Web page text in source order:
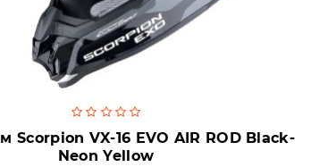
Scorpion VX-16 EVO AIR ROD Black-
Neon Yellow